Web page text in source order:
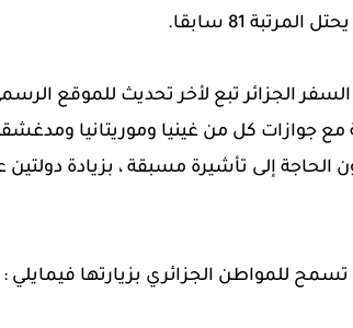
81 سابقا.
مناصفة مع جوازات كل من غينيا وموريتانيا
دولة بدون الحاجة إلى تأشيرة مسبقة ، بزيادة
تسمح للمواطن الجزائري بزيارتها فيمايلي :